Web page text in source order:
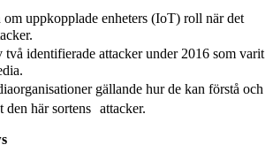
uppkopplade enheters (IoT) roll när det
identifierade attacker under 2016 som varit
gällande hur de kan förstå och
den här sortens attacker.